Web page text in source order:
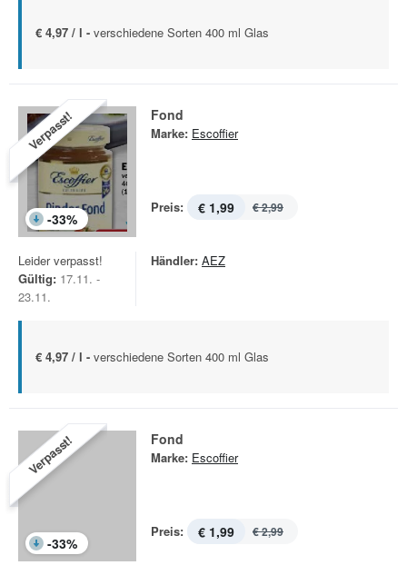
€ 4,97 / l - verschiedene Sorten 400 ml Glas
Verpasst!
-33%
Fond
Marke: Escoffier
Preis: € 1,99 € 2,99
Leider verpasst!
Gültig: 17.11. -
23.11.
Händler: AEZ
€ 4,97 / l - verschiedene Sorten 400 ml Glas
Verpasst!
-33%
Fond
Marke: Escoffier
Preis: € 1,99 € 2,99